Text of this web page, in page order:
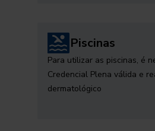
Piscinas
Para utilizar as piscinas, é
Credencial Plena válida e
dermatológico